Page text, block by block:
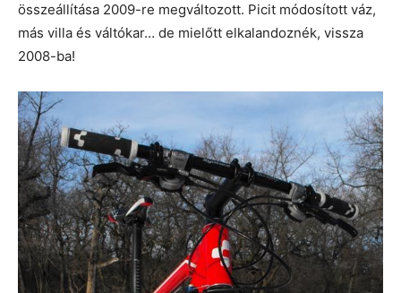
összeállítása 2009-re megváltozott. Picit módosított váz,
más villa és váltókar… de mielőtt elkalandoznék, vissza
2008-ba!